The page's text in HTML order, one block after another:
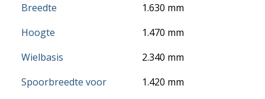
Breedte
1.630 mm
Hoogte
1.470 mm
Wielbasis
2.340 mm
Spoorbreedte voor
1.420 mm